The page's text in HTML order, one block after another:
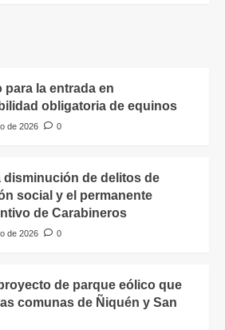
para la entrada en
obligatoria de equinos
de 2026
0
disminución de delitos de
social y el permanente
de Carabineros
de 2026
0
de parque eólico que
comunas de Ñiquén y San